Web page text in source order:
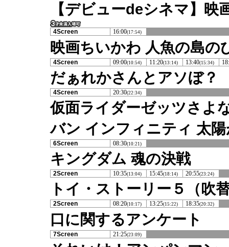
【デビューdeシネマ】
4Screen 16:00(17:54)
映画ちいかわ 人魚の島の
4Screen 09:00(10:54) 11:20(13:14) 13:40(15:34)
だぁれかさんとアソぼ？
4Screen 20:30(22:34)
仮面ライダーゼッツさよ
バン インフィニティ 太
6Screen 08:30(10:21)
キングダム 魂の決戦
2Screen 10:35(13:04) 15:45(18:14) 20:55(23:24)
トイ・ストーリー５（吹
2Screen 08:20(10:17) 13:25(15:22) 18:35(20:32)
口に関するアンケート
7Screen 21:25(23:09)